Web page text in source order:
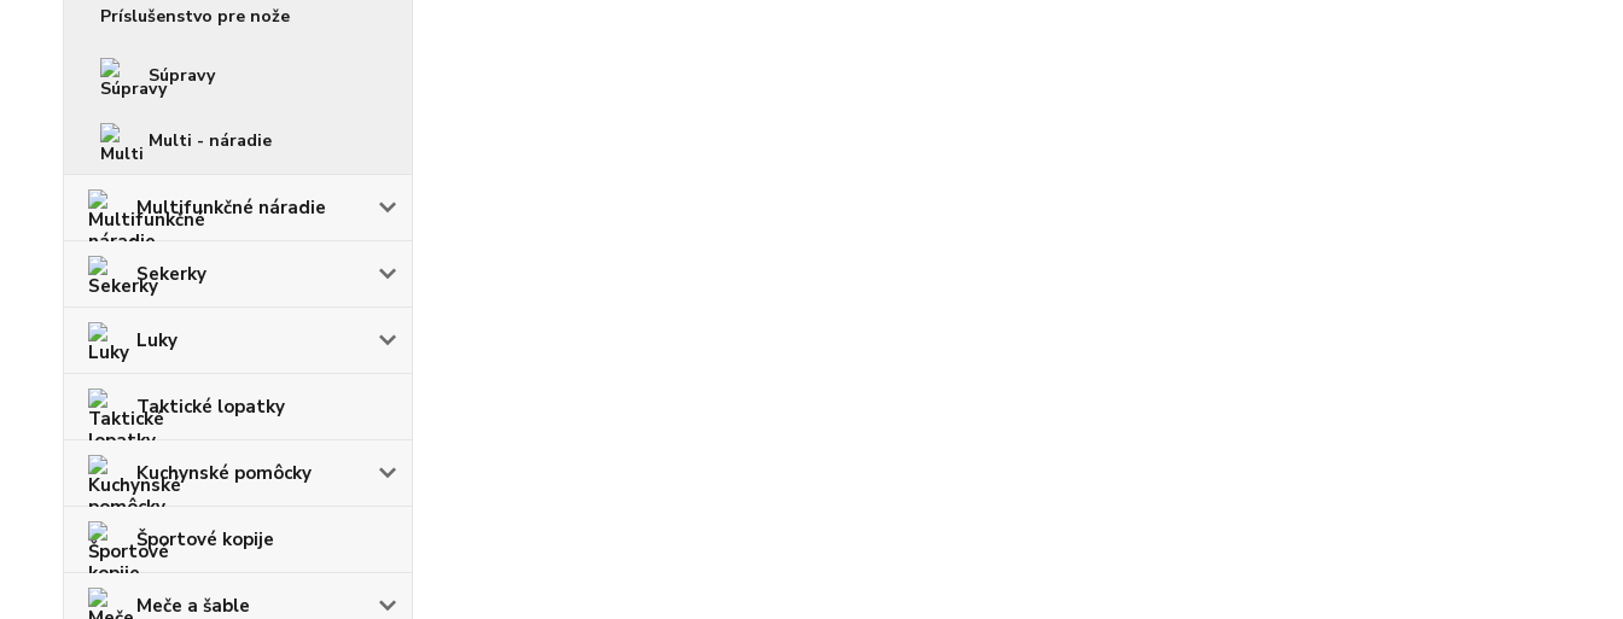
Príslušenstvo pre nože
Súpravy
Multi - náradie
Multifunkčné náradie
Sekerky
Luky
Taktické lopatky
Kuchynské pomôcky
Športové kopije
Meče a šable